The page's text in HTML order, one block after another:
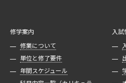
修学案内
修業について
単位と修了要件
年間スケジュール
入試